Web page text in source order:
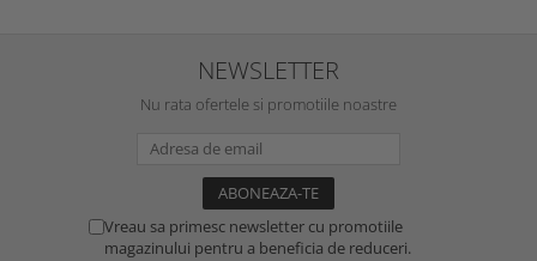
NEWSLETTER
Nu rata ofertele si promotiile noastre
Vreau sa primesc newsletter cu promotiile
magazinului pentru a beneficia de reduceri.